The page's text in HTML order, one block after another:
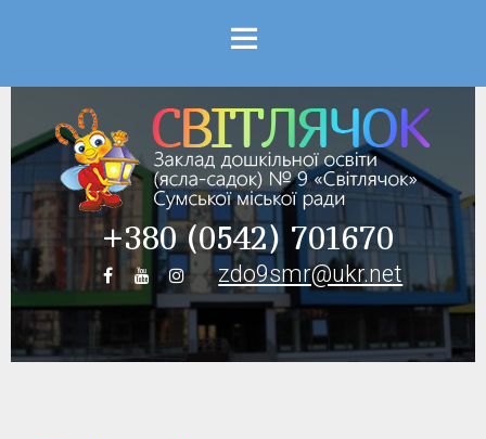
+380 (0542) 701670
zdo9smr@ukr.net
Menu